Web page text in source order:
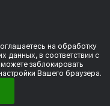
данных
на обработку
данных, в соответствии с
заблокировать
Вашего браузера.